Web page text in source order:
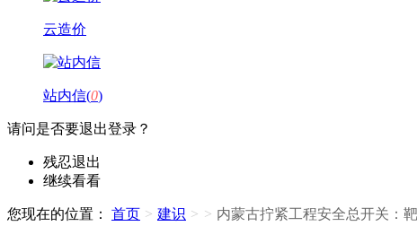
云造价
站内信(0)
请问是否要退出登录？
残忍退出
继续看看
您现在的位置： 首页 > 建识 > > 内蒙古拧紧工程安全总开关：